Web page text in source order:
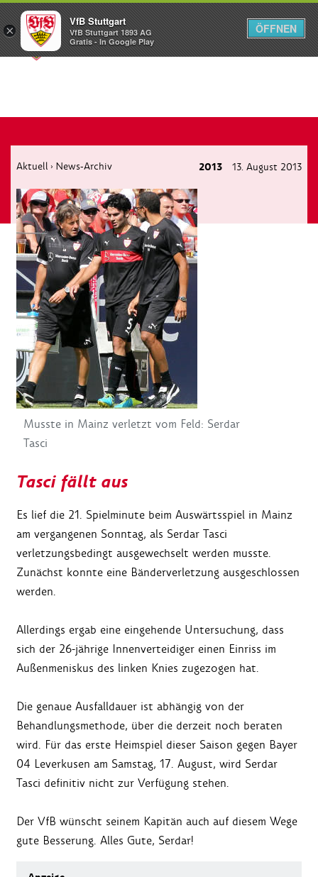
Menü
Aktuell › News-Archiv 2013 13. August 2013
Musste in Mainz verletzt vom Feld: Serdar
Tasci
Tasci fällt aus
Es lief die 21. Spielminute beim Auswärtsspiel in Mainz
am vergangenen Sonntag, als Serdar Tasci
verletzungsbedingt ausgewechselt werden musste.
Zunächst konnte eine Bänderverletzung ausgeschlossen
werden.
Allerdings ergab eine eingehende Untersuchung, dass
sich der 26-jährige Innenverteidiger einen Einriss im
Außenmeniskus des linken Knies zugezogen hat.
Die genaue Ausfalldauer ist abhängig von der
Behandlungsmethode, über die derzeit noch beraten
wird. Für das erste Heimspiel dieser Saison gegen Bayer
04 Leverkusen am Samstag, 17. August, wird Serdar
Tasci definitiv nicht zur Verfügung stehen.
Der VfB wünscht seinem Kapitän auch auf diesem Wege
gute Besserung. Alles Gute, Serdar!
×
VfB Stuttgart
VfB Stuttgart 1893 AG
Gratis - In Google Play
ÖFFNEN